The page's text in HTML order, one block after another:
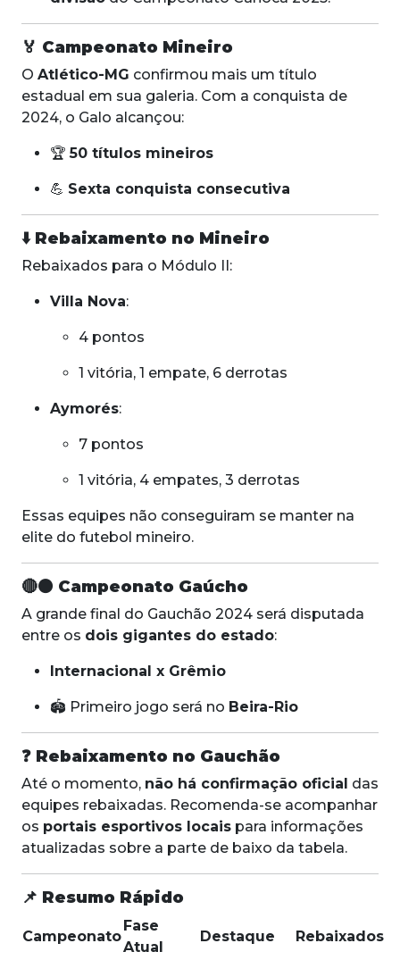
🏅 Campeonato Mineiro
O Atlético-MG confirmou mais um título
estadual em sua galeria. Com a conquista de
2024, o Galo alcançou:
🏆50 títulos mineiros
💪 Sexta conquista consecutiva
⬇️ Rebaixamento no Mineiro
Rebaixados para o Módulo II:
Villa Nova:
4 pontos
1 vitória, 1 empate, 6 derrotas
Aymorés:
7 pontos
1 vitória, 4 empates, 3 derrotas
Essas equipes não conseguiram se manter na
elite do futebol mineiro.
🔴⚫ Campeonato Gaúcho
A grande final do Gauchão 2024 será disputada
entre os dois gigantes do estado:
Internacional x Grêmio
🏟️ Primeiro jogo será no Beira-Rio
❓ Rebaixamento no Gauchão
Até o momento, não há confirmação oficial das
equipes rebaixadas. Recomenda-se acompanhar
os portais esportivos locais para informações
atualizadas sobre a parte de baixo da tabela.
📌 Resumo Rápido
Campeonato
Fase
Atual
Destaque Rebaixados